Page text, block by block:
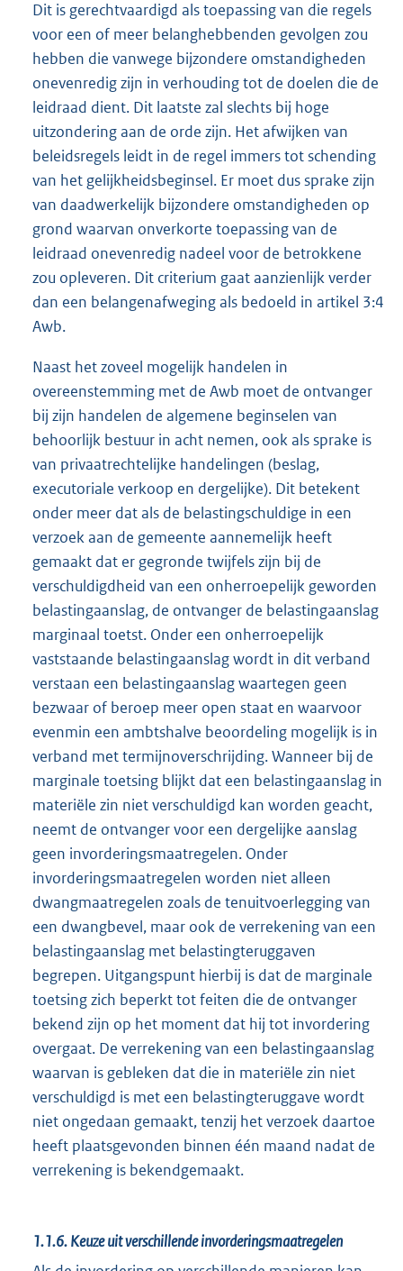
Dit is gerechtvaardigd als toepassing van die regels
voor een of meer belanghebbenden gevolgen zou
hebben die vanwege bijzondere omstandigheden
onevenredig zijn in verhouding tot de doelen die de
leidraad dient. Dit laatste zal slechts bij hoge
uitzondering aan de orde zijn. Het afwijken van
beleidsregels leidt in de regel immers tot schending
van het gelijkheidsbeginsel. Er moet dus sprake zijn
van daadwerkelijk bijzondere omstandigheden op
grond waarvan onverkorte toepassing van de
leidraad onevenredig nadeel voor de betrokkene
zou opleveren. Dit criterium gaat aanzienlijk verder
dan een belangenafweging als bedoeld in artikel 3:4
Awb.
Naast het zoveel mogelijk handelen in
overeenstemming met de Awb moet de ontvanger
bij zijn handelen de algemene beginselen van
behoorlijk bestuur in acht nemen, ook als sprake is
van privaatrechtelijke handelingen (beslag,
executoriale verkoop en dergelijke). Dit betekent
onder meer dat als de belastingschuldige in een
verzoek aan de gemeente aannemelijk heeft
gemaakt dat er gegronde twijfels zijn bij de
verschuldigdheid van een onherroepelijk geworden
belastingaanslag, de ontvanger de belastingaanslag
marginaal toetst. Onder een onherroepelijk
vaststaande belastingaanslag wordt in dit verband
verstaan een belastingaanslag waartegen geen
bezwaar of beroep meer open staat en waarvoor
evenmin een ambtshalve beoordeling mogelijk is in
verband met termijnoverschrijding. Wanneer bij de
marginale toetsing blijkt dat een belastingaanslag in
materiële zin niet verschuldigd kan worden geacht,
neemt de ontvanger voor een dergelijke aanslag
geen invorderingsmaatregelen. Onder
invorderingsmaatregelen worden niet alleen
dwangmaatregelen zoals de tenuitvoerlegging van
een dwangbevel, maar ook de verrekening van een
belastingaanslag met belastingteruggaven
begrepen. Uitgangspunt hierbij is dat de marginale
toetsing zich beperkt tot feiten die de ontvanger
bekend zijn op het moment dat hij tot invordering
overgaat. De verrekening van een belastingaanslag
waarvan is gebleken dat die in materiële zin niet
verschuldigd is met een belastingteruggave wordt
niet ongedaan gemaakt, tenzij het verzoek daartoe
heeft plaatsgevonden binnen één maand nadat de
verrekening is bekendgemaakt.
1.1.6.Keuze uit verschillende invorderingsmaatregelen